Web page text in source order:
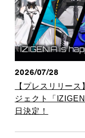
2026/07/28
【プレスリリー
ジェクト「
日決定！